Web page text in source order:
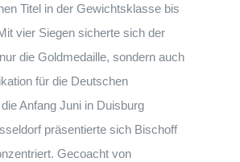
Titel in der Gewichtsklasse bis
vier Siegen sicherte sich der
die Goldmedaille, sondern auch
für die Deutschen
Anfang Juni in Duisburg
präsentierte sich Bischoff
Gecoacht von